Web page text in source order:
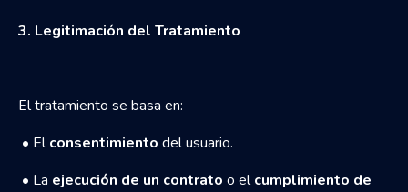
3. Legitimación del Tratamiento
El tratamiento se basa en:
• Elconsentimiento del usuario.
• La ejecución de un contrato o elcumplimiento de